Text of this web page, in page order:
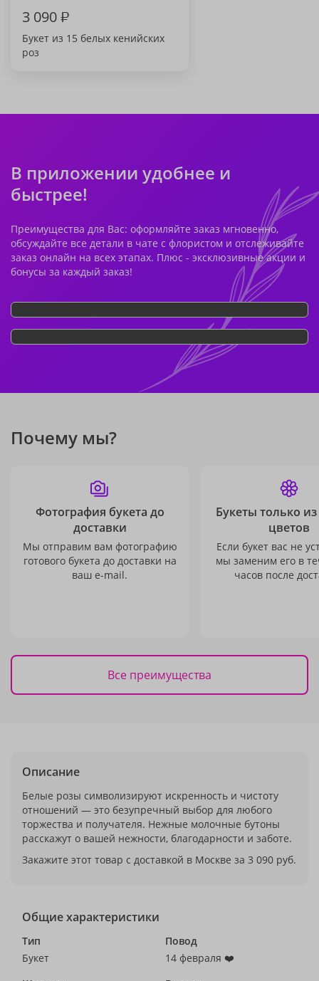
3 090₽
Букет из 15 белых кенийских
роз
В приложении удобнее и
быстрее!
Преимущества для Вас: оформляйте заказ мгновенно,
обсуждайте все детали в чате с флористом и отслеживайте
заказ онлайн на всех этапах. Плюс - эксклюзивные акции и
бонусы за каждый заказ!
Почему мы?
Фотография букета до
доставки
Мы отправим вам фотографию
готового букета до доставки на
ваш e-mail.
Букеты только
цветов
Если букет вас не
мы заменим его в
часов после
Все преимущества
Описание
Белые розы символизируют искренность и чистоту
отношений — это безупречный выбор для любого
торжества и получателя. Нежные молочные бутоны
расскажут о вашей нежности, благодарности и заботе.
Закажите этот товар с доставкой в Москве за 3 090 руб.
Общие характеристики
Тип
Букет
Повод
14 февраля ❤️